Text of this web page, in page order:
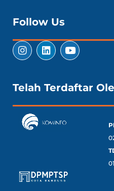
Follow Us
Telah Terdaftar